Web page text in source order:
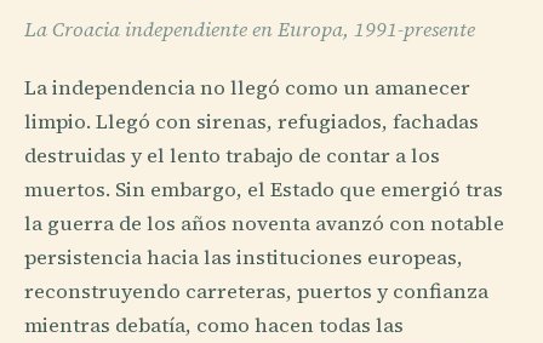
La Croacia independiente en Europa, 1991-presente
La independencia no llegó como un amanecer
limpio. Llegó con sirenas, refugiados, fachadas
destruidas y el lento trabajo de contar a los
muertos. Sin embargo, el Estado que emergió tras
la guerra de los años noventa avanzó con notable
persistencia hacia las instituciones europeas,
reconstruyendo carreteras, puertos y confianza
mientras debatía, como hacen todas las